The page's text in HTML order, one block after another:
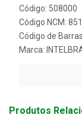
Código: 508000
Código NCM:
Código de
Marca:
Produtos